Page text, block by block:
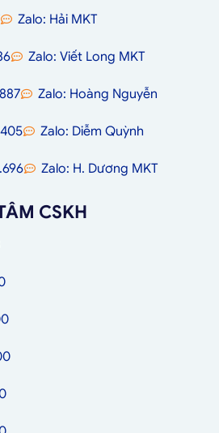
Zalo: Hải MKT
Zalo: Viết Long MKT
Zalo: Hoàng Nguyễn
Zalo: Diễm Quỳnh
Zalo: H. Dương MKT
CSKH